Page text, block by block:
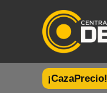
¡CazaPrecio!